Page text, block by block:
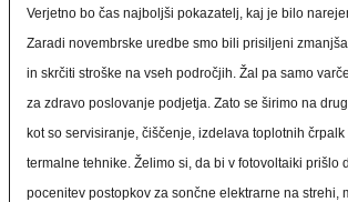
Verjetno bo čas najboljši pokazatelj, kaj je bilo
Zaradi novembrske uredbe smo bili prisiljeni
in skrčiti stroške na vseh področjih. Žal pa samo
za zdravo poslovanje podjetja. Zato se širimo na
kot so servisiranje, čiščenje, izdelava toplotnih
termalne tehnike. Želimo si, da bi v fotovoltaiki prišlo
pocenitev postopkov za sončne elektrarne na strehi,